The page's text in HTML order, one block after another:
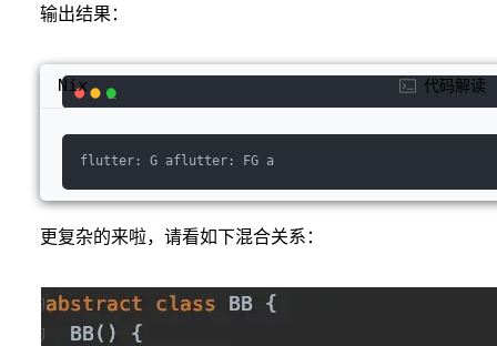
输出结果：
flutter: G aflutter: FG a
Nix 代码解读
更复杂的来啦，请看如下混合关系：